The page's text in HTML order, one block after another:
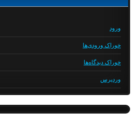
ورود
خوراک ورودی‌ها
خوراک دیدگاه‌ها
وردپرس